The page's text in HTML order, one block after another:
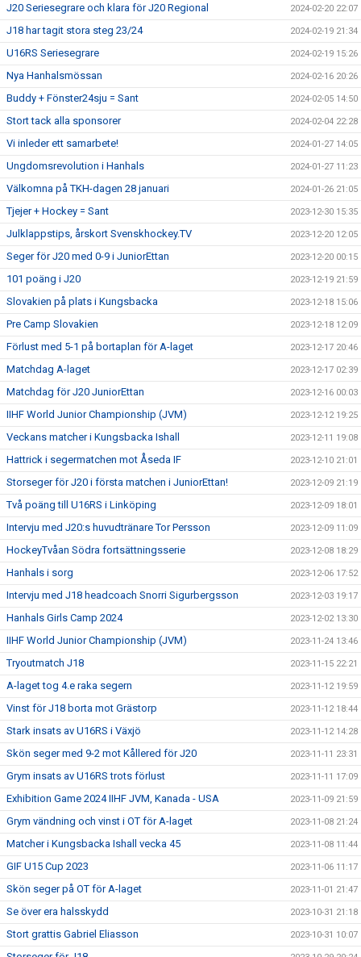
J20 Seriesegrare och klara för J20 Regional 2024-02-20 22:07
J18 har tagit stora steg 23/24 2024-02-19 21:34
U16RS Seriesegrare 2024-02-19 15:26
Nya Hanhalsmössan 2024-02-16 20:26
Buddy + Fönster24sju = Sant 2024-02-05 14:50
Stort tack alla sponsorer 2024-02-04 22:28
Vi inleder ett samarbete! 2024-01-27 14:05
Ungdomsrevolution i Hanhals 2024-01-27 11:23
Välkomna på TKH-dagen 28 januari 2024-01-26 21:05
Tjejer + Hockey = Sant 2023-12-30 15:35
Julklappstips, årskort Svenskhockey.TV 2023-12-20 12:05
Seger för J20 med 0-9 i JuniorEttan 2023-12-20 00:15
101 poäng i J20 2023-12-19 21:59
Slovakien på plats i Kungsbacka 2023-12-18 15:06
Pre Camp Slovakien 2023-12-18 12:09
Förlust med 5-1 på bortaplan för A-laget 2023-12-17 20:46
Matchdag A-laget 2023-12-17 02:39
Matchdag för J20 JuniorEttan 2023-12-16 00:03
IIHF World Junior Championship (JVM) 2023-12-12 19:25
Veckans matcher i Kungsbacka Ishall 2023-12-11 19:08
Hattrick i segermatchen mot Åseda IF 2023-12-10 21:01
Storseger för J20 i första matchen i JuniorEttan! 2023-12-09 21:19
Två poäng till U16RS i Linköping 2023-12-09 18:01
Intervju med J20:s huvudtränare Tor Persson 2023-12-09 11:09
HockeyTvåan Södra fortsättningsserie 2023-12-08 18:29
Hanhals i sorg 2023-12-06 17:52
Intervju med J18 headcoach Snorri Sigurbergsson 2023-12-03 19:17
Hanhals Girls Camp 2024 2023-12-02 13:30
IIHF World Junior Championship (JVM) 2023-11-24 13:46
Tryoutmatch J18 2023-11-15 22:21
A-laget tog 4.e raka segern 2023-11-12 19:59
Vinst för J18 borta mot Grästorp 2023-11-12 18:44
Stark insats av U16RS i Växjö 2023-11-12 14:28
Skön seger med 9-2 mot Kållered för J20 2023-11-11 23:31
Grym insats av U16RS trots förlust 2023-11-11 17:09
Exhibition Game 2024 IIHF JVM, Kanada - USA 2023-11-09 21:59
Grym vändning och vinst i OT för A-laget 2023-11-08 21:24
Matcher i Kungsbacka Ishall vecka 45 2023-11-08 11:44
GIF U15 Cup 2023 2023-11-06 11:17
Skön seger på OT för A-laget 2023-11-01 21:47
Se över era halsskydd 2023-10-31 21:18
Stort grattis Gabriel Eliasson 2023-10-31 10:07